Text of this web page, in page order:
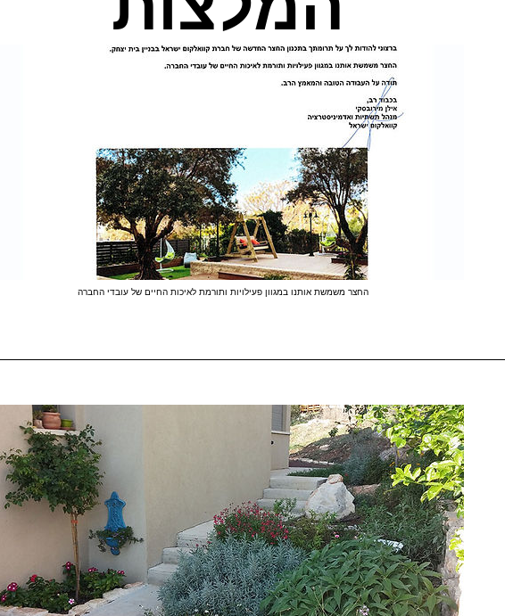
החצר משמשת אותנו במגוון פעילויות ותורמת לאיכות החיים של עובדי החברה